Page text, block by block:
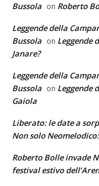
Bussola on Roberto
Leggende della
Bussola on Leggende
Janare?
Leggende della
Bussola on Leggende
Gaiola
Liberato: le date a
Non solo
Roberto Bolle invade
festival estivo